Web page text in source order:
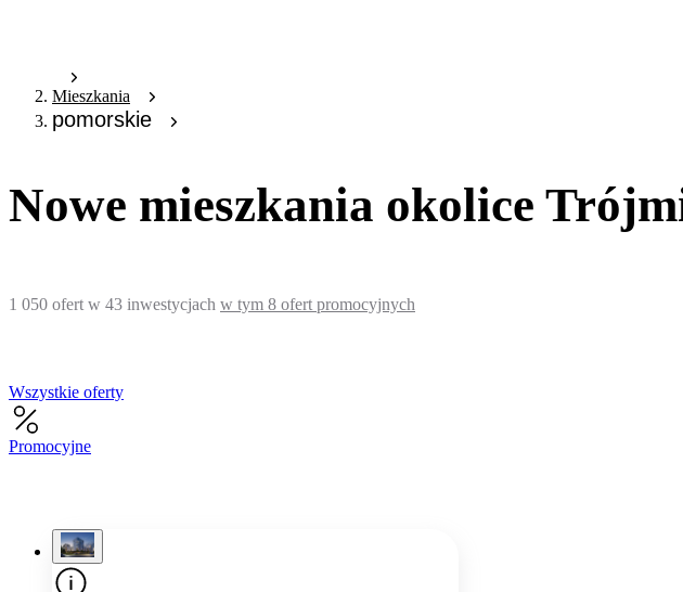
Mieszkania
pomorskie
Nowe mieszkania okolice
1 050 ofert w 43 inwestycjach w tym 8 ofert promocyjnych
Wszystkie oferty
Promocyjne